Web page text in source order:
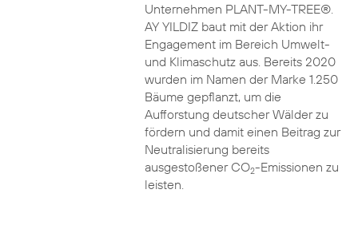
Unternehmen PLANT-MY-TREE®.
AY YILDIZ baut mit der Aktion ihr
Engagement im Bereich Umwelt-
und Klimaschutz aus. Bereits 2020
wurden im Namen der Marke 1.250
Bäume gepflanzt, um die
Aufforstung deutscher Wälder zu
fördern und damit einen Beitrag zur
Neutralisierung bereits
ausgestoßener CO2-Emissionen zu
leisten.